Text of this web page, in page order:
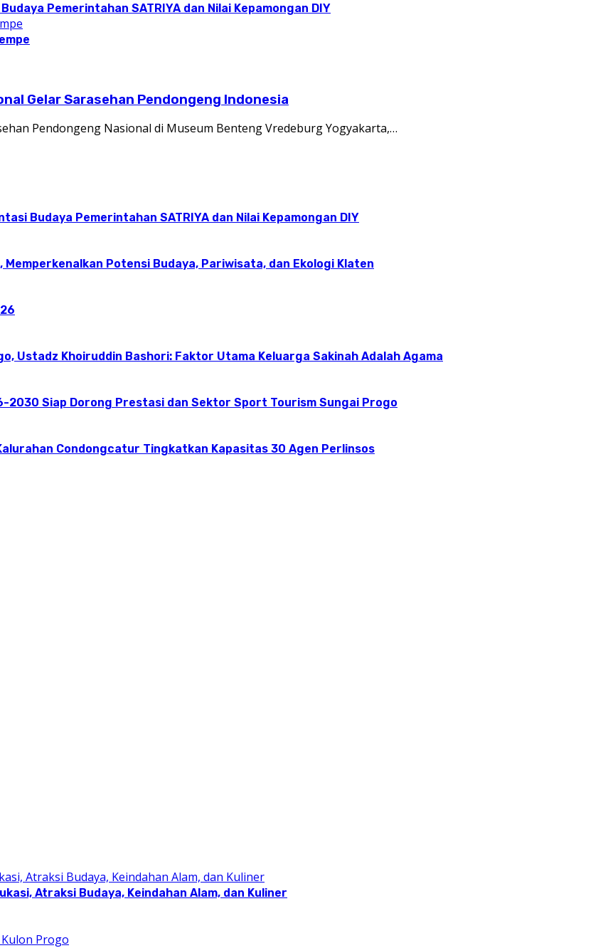
Pemerintahan SATRIYA dan Nilai Kepamongan DIY
Gelar Sarasehan Pendongeng Indonesia
Pendongeng Nasional di Museum Benteng Vredeburg Yogyakarta,…
Budaya Pemerintahan SATRIYA dan Nilai Kepamongan DIY
Potensi Budaya, Pariwisata, dan Ekologi Klaten
Ustadz Khoiruddin Bashori: Faktor Utama Keluarga Sakinah Adalah Agama
2030 Siap Dorong Prestasi dan Sektor Sport Tourism Sungai Progo
Condongcatur Tingkatkan Kapasitas 30 Agen Perlinsos
Atraksi Budaya, Keindahan Alam, dan Kuliner